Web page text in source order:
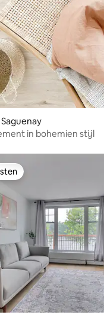
in bohemien stijl